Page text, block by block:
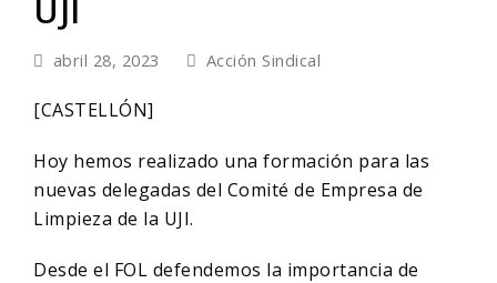
UJI
abril 28, 2023 Acción Sindical
[CASTELLÓN]
Hoy hemos realizado una formación para las
nuevas delegadas del Comité de Empresa de
Limpieza de la UJI.
Desde el FOL defendemos la importancia de